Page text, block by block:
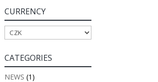
CURRENCY
CATEGORIES
NEWS (1)